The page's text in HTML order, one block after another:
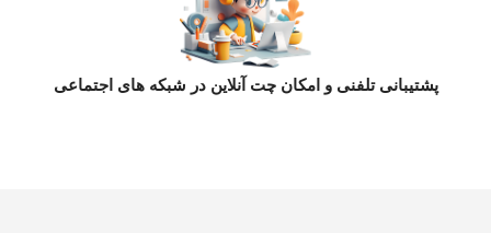
پشتیبانی تلفنی و امکان چت آنلاین در شبکه های اجتماعی